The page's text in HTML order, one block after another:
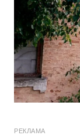
РЕКЛАМА